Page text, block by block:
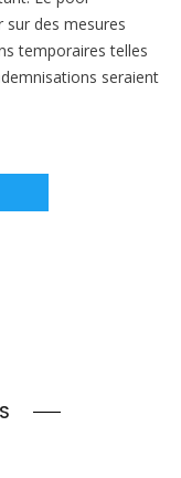
des mesures
temporaires telles
seraient